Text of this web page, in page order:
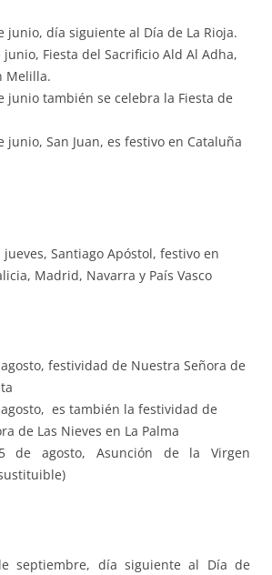
junio, día siguiente al Día de La Rioja.
Fiesta del Sacrificio Ald Al Adha,
Melilla.
junio también se celebra la Fiesta de
junio, San Juan, es festivo en Cataluña
Santiago Apóstol, festivo en
Madrid, Navarra y País Vasco
festividad de Nuestra Señora de
es también la festividad de
de Las Nieves en La Palma
de agosto, Asunción de la Virgen
septiembre, día siguiente al Día de